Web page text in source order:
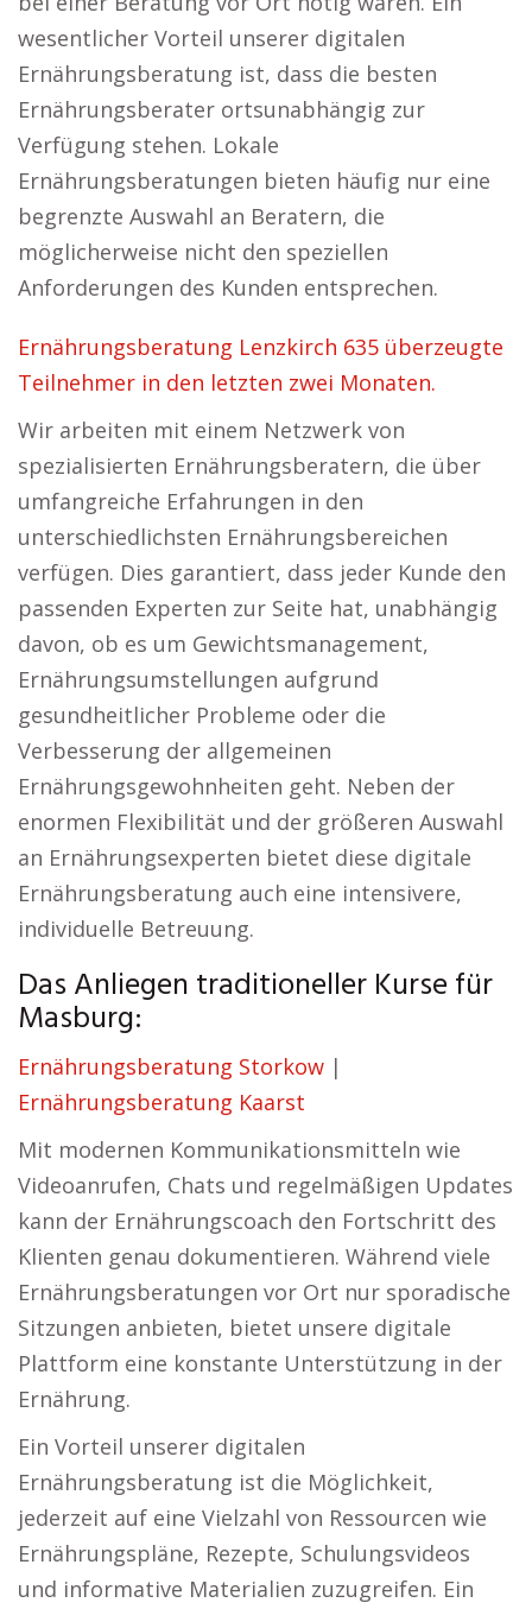
wesentlicher Vorteil unserer digitalen
Ernährungsberatung ist, dass die besten
Ernährungsberater ortsunabhängig zur
Verfügung stehen. Lokale
Ernährungsberatungen bieten häufig nur eine
begrenzte Auswahl an Beratern, die
möglicherweise nicht den speziellen
Anforderungen des Kunden entsprechen.
Ernährungsberatung Lenzkirch 635 überzeugte
Teilnehmer in den letzten zwei Monaten.
Wir arbeiten mit einem Netzwerk von
spezialisierten Ernährungsberatern, die über
umfangreiche Erfahrungen in den
unterschiedlichsten Ernährungsbereichen
verfügen. Dies garantiert, dass jeder Kunde den
passenden Experten zur Seite hat, unabhängig
davon, ob es um Gewichtsmanagement,
Ernährungsumstellungen aufgrund
gesundheitlicher Probleme oder die
Verbesserung der allgemeinen
Ernährungsgewohnheiten geht. Neben der
enormen Flexibilität und der größeren Auswahl
an Ernährungsexperten bietet diese digitale
Ernährungsberatung auch eine intensivere,
individuelle Betreuung.
Das Anliegen traditioneller Kurse für
Masburg:
Ernährungsberatung Storkow |
Ernährungsberatung Kaarst
Mit modernen Kommunikationsmitteln wie
Videoanrufen, Chats und regelmäßigen Updates
kann der Ernährungscoach den Fortschritt des
Klienten genau dokumentieren. Während viele
Ernährungsberatungen vor Ort nur sporadische
Sitzungen anbieten, bietet unsere digitale
Plattform eine konstante Unterstützung in der
Ernährung.
Ein Vorteil unserer digitalen
Ernährungsberatung ist die Möglichkeit,
jederzeit auf eine Vielzahl von Ressourcen wie
Ernährungspläne, Rezepte, Schulungsvideos
und informative Materialien zuzugreifen. Ein